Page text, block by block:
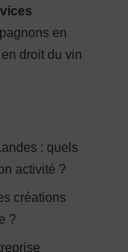
en
droit du vin
: quels
activité ?
créations
?